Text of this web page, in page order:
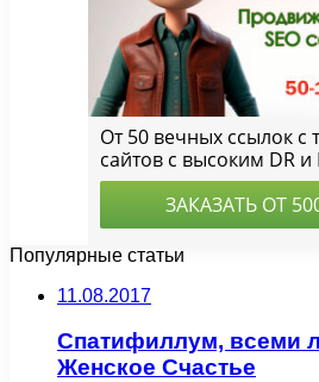
Популярные статьи
11.08.2017
Спатифиллум, всеми
Женское Счастье